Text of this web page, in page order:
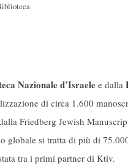
Nazionale d’Israele e dalla
di circa 1.600
Friedberg Jewish
si tratta di più di
tra i primi partner di Ktiv.